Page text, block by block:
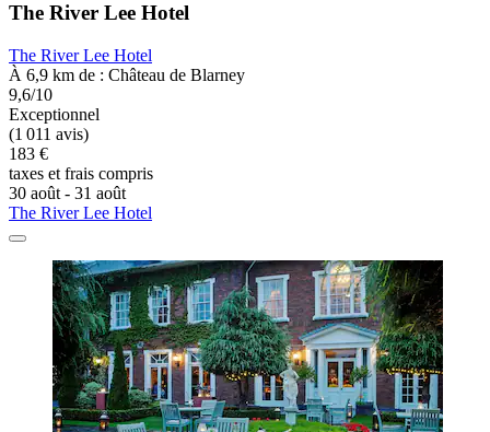
The River Lee Hotel
The River Lee Hotel
À 6,9 km de : Château de Blarney
9,6/10
Exceptionnel
(1 011 avis)
183 €
taxes et frais compris
30 août - 31 août
The River Lee Hotel